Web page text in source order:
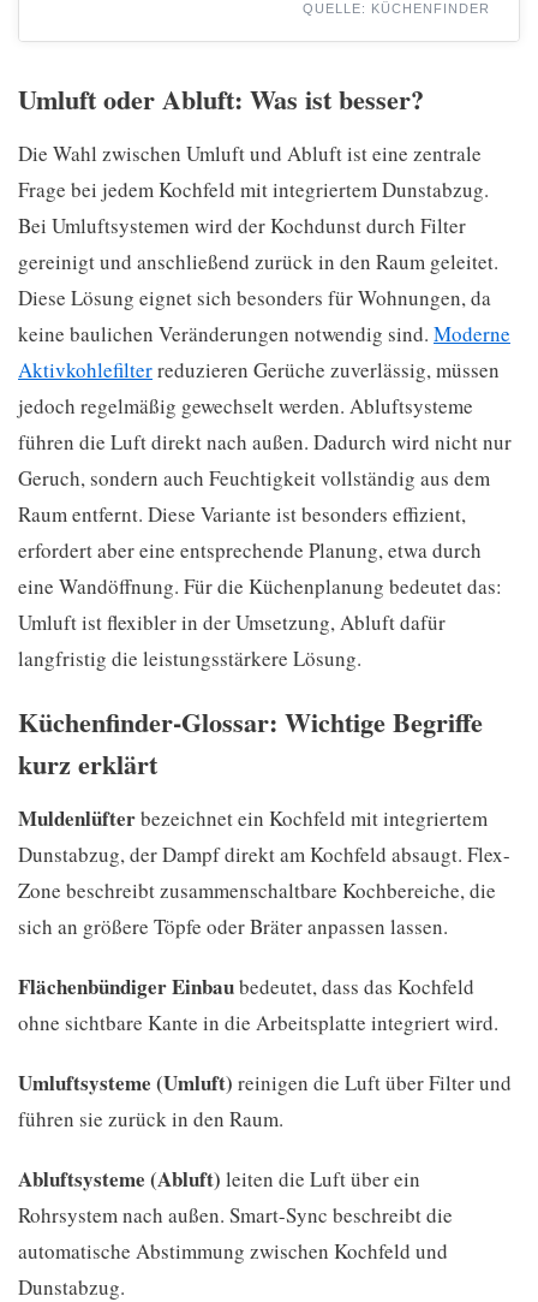
QUELLE: KÜCHENFINDER
Umluft oder Abluft: Was ist besser?
Die Wahl zwischen Umluft und Abluft ist eine zentrale
Frage bei jedem Kochfeld mit integriertem Dunstabzug.
Bei Umluftsystemen wird der Kochdunst durch Filter
gereinigt und anschließend zurück in den Raum geleitet.
Diese Lösung eignet sich besonders für Wohnungen, da
keine baulichen Veränderungen notwendig sind. Moderne
Aktivkohlefilterreduzieren Gerüche zuverlässig, müssen
jedoch regelmäßig gewechselt werden. Abluftsysteme
führen die Luft direkt nach außen. Dadurch wird nicht nur
Geruch, sondern auch Feuchtigkeit vollständig aus dem
Raum entfernt. Diese Variante ist besonders effizient,
erfordert aber eine entsprechende Planung, etwa durch
eine Wandöffnung. Für die Küchenplanung bedeutet das:
Umluft ist flexibler in der Umsetzung, Abluft dafür
langfristig die leistungsstärkere Lösung.
Küchenfinder-Glossar: Wichtige Begriffe
kurz erklärt
Muldenlüfterbezeichnet ein Kochfeld mit integriertem
Dunstabzug, der Dampf direkt am Kochfeld absaugt. Flex-
Zone beschreibt zusammenschaltbare Kochbereiche, die
sich an größere Töpfe oder Bräter anpassen lassen.
Flächenbündiger Einbaubedeutet, dass das Kochfeld
ohne sichtbare Kante in die Arbeitsplatte integriert wird.
Umluftsysteme (Umluft) reinigen die Luft über Filter und
führen sie zurück in den Raum.
Abluftsysteme (Abluft) leiten die Luft über ein
Rohrsystem nach außen. Smart-Sync beschreibt die
automatische Abstimmung zwischen Kochfeld und
Dunstabzug.